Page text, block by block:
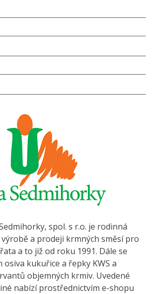
spol. s r.o. je rodinná
a prodeji krmných směsí pro
a to již od roku 1991. Dále se
osiva kukuřice a řepky KWS a
objemných krmiv. Uvedené
nabízí prostřednictvím e-shopu